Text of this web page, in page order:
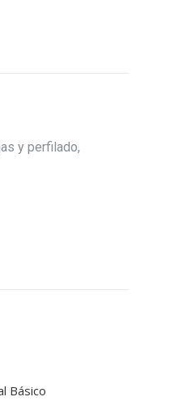
y perfilado,
Básico